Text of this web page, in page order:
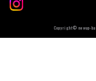
Copyright© newup-